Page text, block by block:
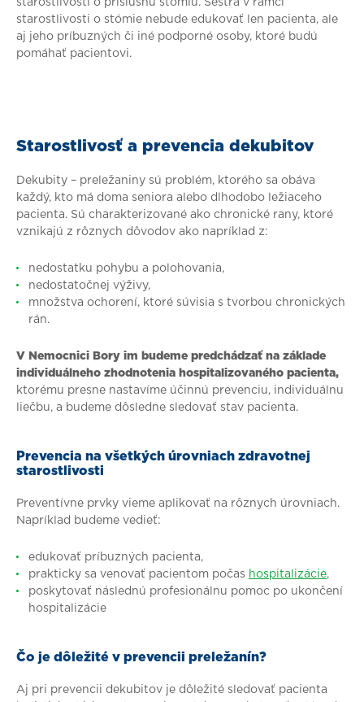
starostlivosti o príslušnú stómiu. Sestra v rámci
starostlivosti o stómie nebude edukovať len pacienta, ale
aj jeho príbuzných či iné podporné osoby, ktoré budú
pomáhať pacientovi.
Starostlivosť a prevencia dekubitov
Dekubity – preležaniny sú problém, ktorého sa obáva
každý, kto má doma seniora alebo dlhodobo ležiaceho
pacienta. Sú charakterizované ako chronické rany, ktoré
vznikajú z rôznych dôvodov ako napríklad z:
nedostatku pohybu a polohovania,
nedostatočnej výživy,
množstva ochorení, ktoré súvisia s tvorbou chronických
rán.
V Nemocnici Bory im budeme predchádzať na základe
individuálneho zhodnotenia hospitalizovaného pacienta,
ktorému presne nastavíme účinnú prevenciu, individuálnu
liečbu, a budeme dôsledne sledovať stav pacienta.
Prevencia na všetkých úrovniach zdravotnej
starostlivosti
Preventívne prvky vieme aplikovať na rôznych úrovniach.
Napríklad budeme vedieť:
edukovať príbuzných pacienta,
prakticky sa venovať pacientom počas hospitalizácie,
poskytovať následnú profesionálnu pomoc po ukončení
hospitalizácie
Čo je dôležité v prevencii preležanín?
Aj pri prevencii dekubitov je dôležité sledovať pacienta